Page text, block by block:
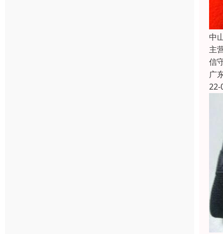
中
主
信
广
22-